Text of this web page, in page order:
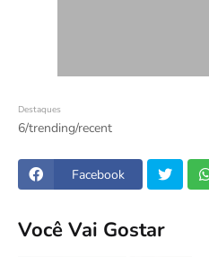
Destaques
6/trending/recent
Facebook
Você Vai Gostar